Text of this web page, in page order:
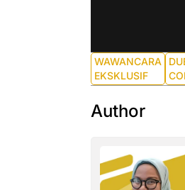
WAWANCARA
EKSKLUSIF
Author